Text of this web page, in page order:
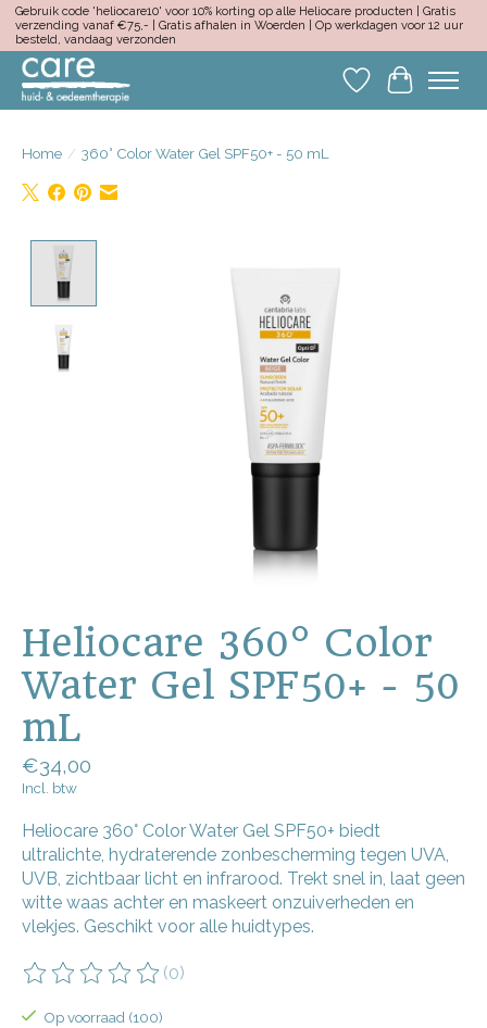
Gebruik code 'heliocare10' voor 10% korting op alle Heliocare producten | Gratis
verzending vanaf €75,- | Gratis afhalen in Woerden | Op werkdagen voor 12 uur
besteld, vandaag verzonden
Verlanglijst
Home / 360° Color Water Gel SPF50+ - 50 mL
Heliocare 360° Color
Water Gel SPF50+ - 50
mL
€34,00
Incl. btw
Heliocare 360° Color Water Gel SPF50+ biedt
ultralichte, hydraterende zonbescherming tegen UVA,
UVB, zichtbaar licht en infrarood. Trekt snel in, laat geen
witte waas achter en maskeert onzuiverheden en
vlekjes. Geschikt voor alle huidtypes.
De beoordeling van dit product is
(0)
Op voorraad (100)